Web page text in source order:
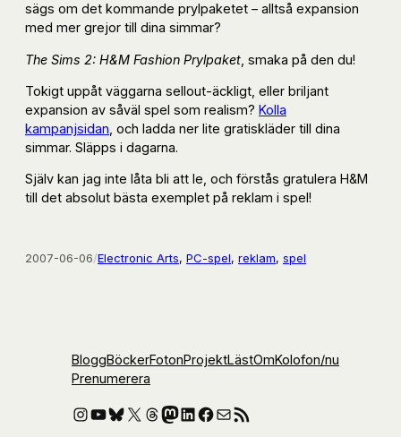
sägs om det kommande prylpaketet – alltså expansion
med mer grejor till dina simmar?
The Sims 2: H&M Fashion Prylpaket , smaka på den du!
Tokigt uppåt väggarna sellout-äckligt, eller briljant
expansion av såväl spel som realism? Kolla
kampanjsidan , och ladda ner lite gratiskläder till dina
simmar. Släpps i dagarna.
Själv kan jag inte låta bli att le, och förstås gratulera H&M
till det absolut bästa exemplet på reklam i spel!
2007-06-06/Electronic Arts, PC-spel, reklam, spel
BloggBöckerFotonProjektLästOmKolofon/nu
Prenumerera
Instagram
YouTube
Bluesky
X Threads
Mastodon
LinkedIn
Facebook
E-postRSS-flöde